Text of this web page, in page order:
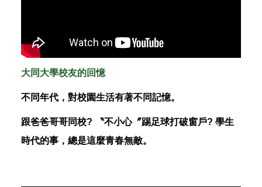
大同大學校友的回憶
不同年代，對校園生活有著不同記憶。
跟爸爸哥哥同校? 〝不小心〞踢足球打破窗戶? 學生
時代的事，總是這麼青春無敵。